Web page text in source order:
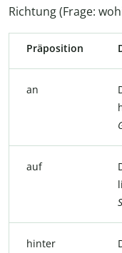
Richtung (Frage:
Präposition
an
auf
hinter